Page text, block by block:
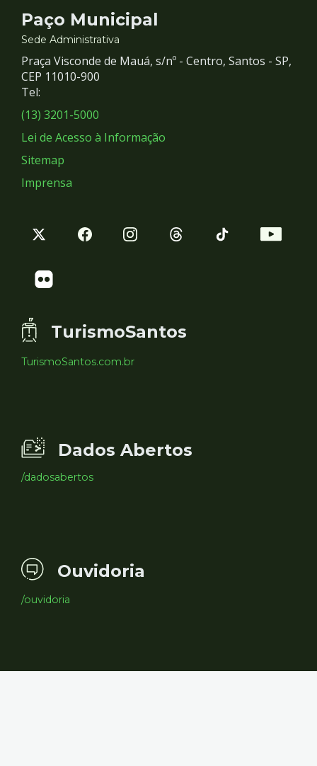
Contato
e
Redes
Sociais
Paço Municipal
Sede Administrativa
Praça Visconde de Mauá, s/nº - Centro, Santos - SP,
CEP 11010-900
Tel:
(13) 3201-5000
Lei de Acesso à Informação
Sitemap
Imprensa
TurismoSantos
TurismoSantos.com.br
Dados Abertos
/dadosabertos
Ouvidoria
/ouvidoria